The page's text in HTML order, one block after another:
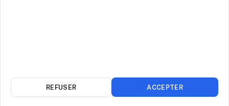
Peut-on patiner sur le lac Abraham ?
REFUSER ACCEPTER